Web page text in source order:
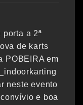
porta a 2ª
de karts
POBEIRA em
neste evento
e boa